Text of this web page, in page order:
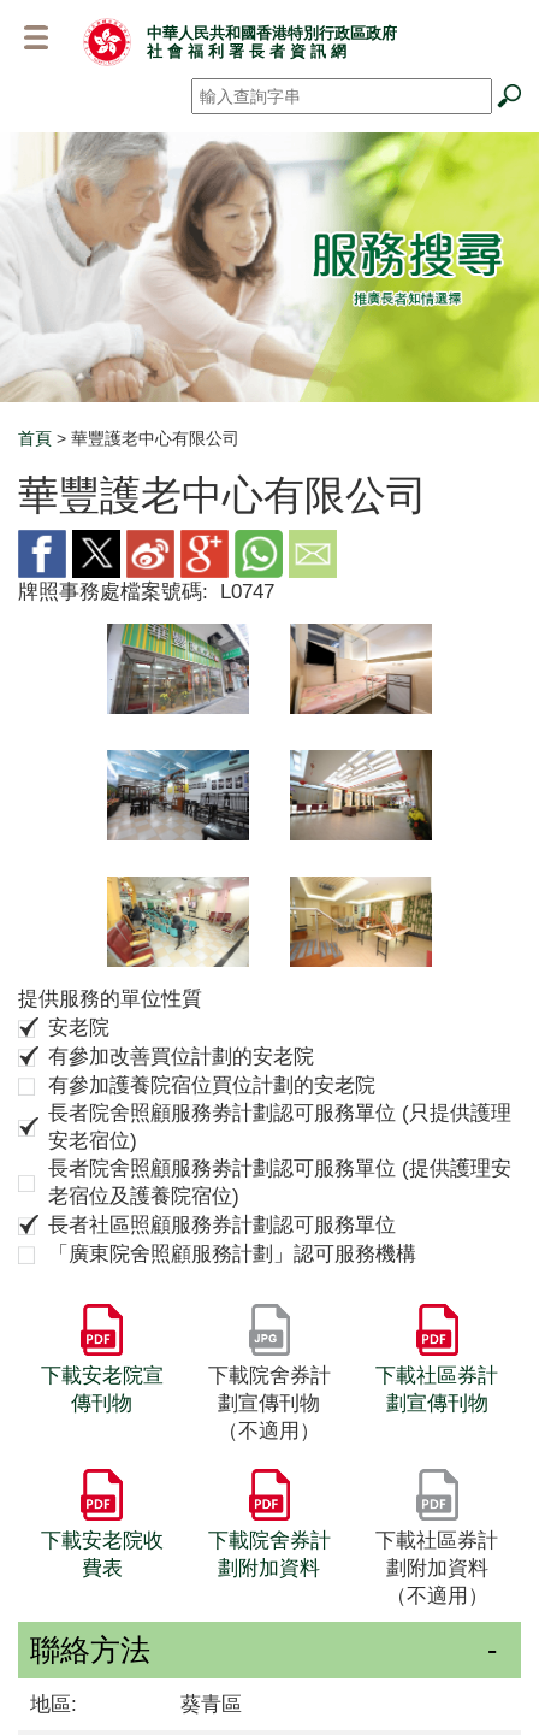
中華人民共和國香港特別行政區政府
社 會 福 利 署 長 者 資 訊 網
搜尋 *
Breadcrumb
首頁 > 華豐護老中心有限公司
華豐護老中心有限公司
牌照事務處檔案號碼: L0747
提供服務的單位性質
安老院
有參加改善買位計劃的安老院
有參加護養院宿位買位計劃的安老院
長者院舍照顧服務劵計劃認可服務單位 (只提供護理
安老宿位)
長者院舍照顧服務劵計劃認可服務單位 (提供護理安
老宿位及護養院宿位)
長者社區照顧服務券計劃認可服務單位
「廣東院舍照顧服務計劃」認可服務機構
下載安老院宣
傳刊物
下載院舍券計
劃宣傳刊物
（不適用）
下載社區券計
劃宣傳刊物
下載安老院收
費表
下載院舍券計
劃附加資料
下載社區券計
劃附加資料
（不適用）
聯絡方法
地區: 葵青區